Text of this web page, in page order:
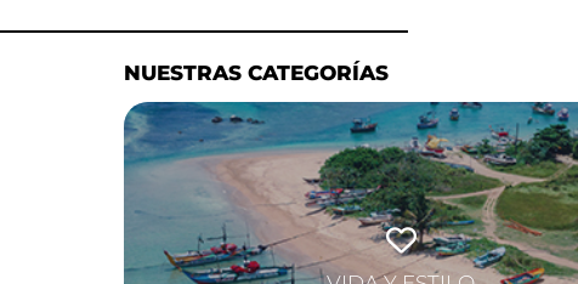
NUESTRAS CATEGORÍAS